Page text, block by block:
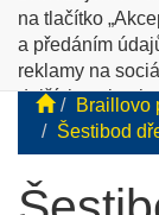
na tlačítko
a předáním
reklamy na
dalších webech.
Personalizaci a
Braillovo
Šestibod